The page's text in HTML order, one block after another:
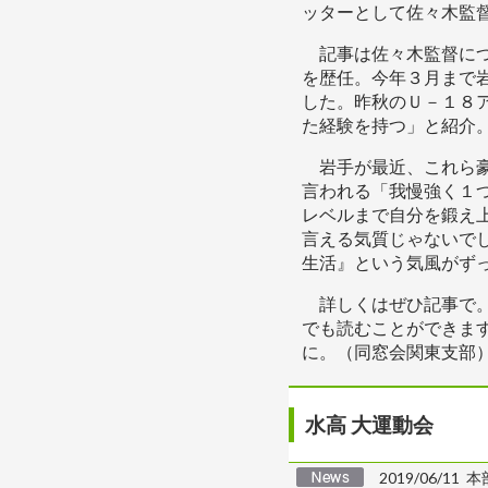
ッターとして佐々木監
記事は佐々木監督に
を歴任。今年３月まで
した。昨秋のＵ－１８
た経験を持つ」と紹介
岩手が最近、これら
言われる「我慢強く１
レベルまで自分を鍛え
言える気質じゃないで
生活』という気風がず
詳しくはぜひ記事で
でも読むことができま
に。（同窓会関東支部
水高 大運動会
2019/06/11 本